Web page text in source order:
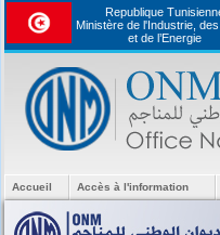
Republique
Ministère de l'Industrie,
et de l’Energie
Accueil Accès à l'information